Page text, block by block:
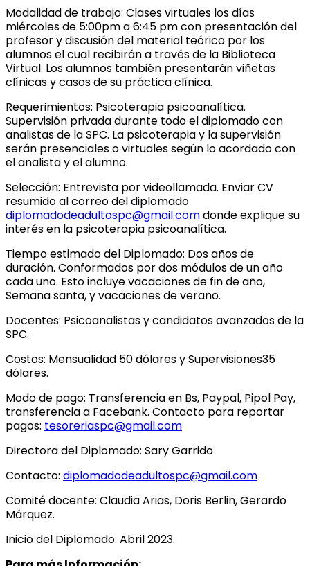
Modalidad de trabajo: Clases virtuales los días
miércoles de 5:00pm a 6:45 pm con presentación del
profesor y discusión del material teórico por los
alumnos el cual recibirán a través de la Biblioteca
Virtual. Los alumnos también presentarán viñetas
clínicas y casos de su práctica clínica.
Requerimientos: Psicoterapia psicoanalítica.
Supervisión privada durante todo el diplomado con
analistas de la SPC. La psicoterapia y la supervisión
serán presenciales o virtuales según lo acordado con
el analista y el alumno.
Selección: Entrevista por videollamada. Enviar CV
resumido al correo del diplomado
diplomadodeadultospc@gmail.comdonde explique su
interés en la psicoterapia psicoanalítica.
Tiempo estimado del Diplomado: Dos años de
duración. Conformados por dos módulos de un año
cada uno. Esto incluye vacaciones de fin de año,
Semana santa, y vacaciones de verano.
Docentes: Psicoanalistas y candidatos avanzados de la
SPC.
Costos: Mensualidad 50 dólares y Supervisiones35
dólares.
Modo de pago: Transferencia en Bs, Paypal, Pipol Pay,
transferencia a Facebank. Contacto para reportar
pagos: tesoreriaspc@gmail.com
Directora del Diplomado: Sary Garrido
Contacto: diplomadodeadultospc@gmail.com
Comité docente: Claudia Arias, Doris Berlin, Gerardo
Márquez.
Inicio del Diplomado: Abril 2023.